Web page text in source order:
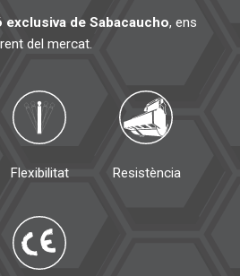
de Sabacaucho, ens
del mercat.
Flexibilitat Resistència